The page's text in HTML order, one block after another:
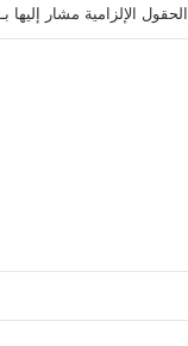
الحقول الإلزامية مشار إليها بـ